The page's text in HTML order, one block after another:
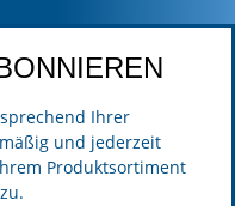
Ihrer
und jederzeit
Produktsortiment